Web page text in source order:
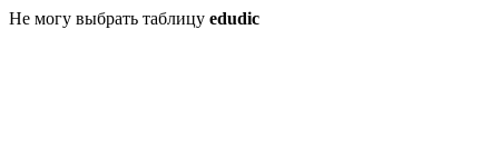
Не могу выбрать таблицу edudic